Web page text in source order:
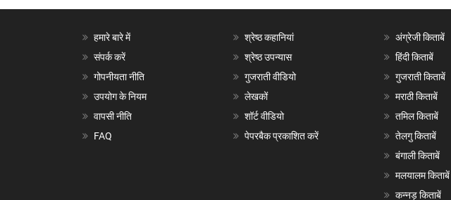
हमारे बारे में
संपर्क करें
गोपनीयता नीति
उपयोग के नियम
वापसी नीति
FAQ
श्रेष्ठ कहानियां
श्रेष्ठ उपन्यास
गुजराती वीडियो
लेखकों
शॉर्ट वीडियो
पेपरबैक प्रकाशित करें
अंग्रेजी किताबें
हिंदी किताबें
गुजराती किताबें
मराठी किताबें
तमिल किताबें
तेलगु किताबें
बंगाली किताबें
मलयालम किताबें
कन्नड़ किताबें